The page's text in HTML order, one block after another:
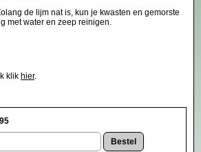
de lijm nat is, kun je kwasten en gemorste
met water en zeep reinigen.
klik hier.